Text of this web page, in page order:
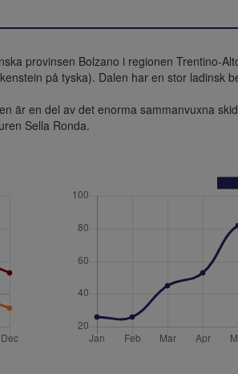
provinsen Bolzano i regionen Trentino-
på tyska). Dalen har en stor ladinsk
är en del av det enorma sammanvuxna
Sella Ronda.